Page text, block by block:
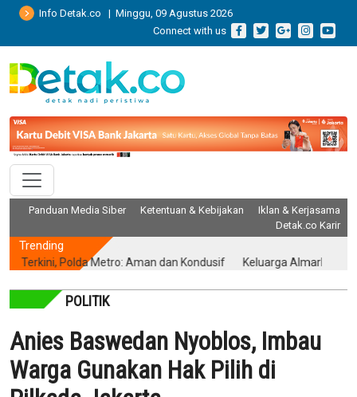
Info Detak.co | Minggu, 09 Agustus 2026
Connect with us
Panduan Media Siber Ketentuan & Kebijakan
Iklan & Kerjasama
Detak.co Karir
Trending
Polda Metro: Aman dan Kondusif Keluarga Almarhum Yurizal
POLITIK
Anies Baswedan Nyoblos, Imbau
Warga Gunakan Hak Pilih di